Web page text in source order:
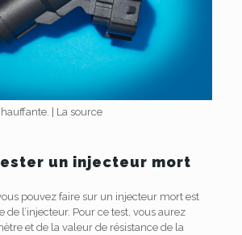
La source
un injecteur mort
pouvez faire sur un injecteur mort est
de l’injecteur. Pour ce test, vous aurez
et de la valeur de résistance de la